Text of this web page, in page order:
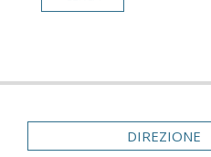
DIREZIONE